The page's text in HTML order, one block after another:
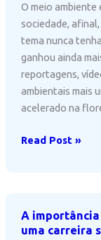
O meio ambiente
sociedade,
tema nunca
ganhou ainda
reportagens,
ambientais mais
acelerado na
A
do
Read Post »
A
uma carreira